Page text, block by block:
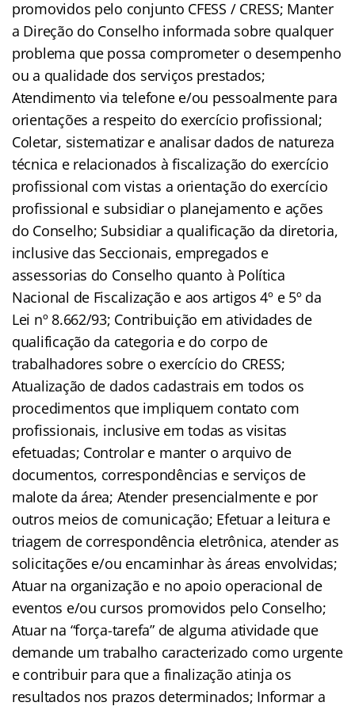
promovidos pelo conjunto CFESS / CRESS; Manter
a Direção do Conselho informada sobre qualquer
problema que possa comprometer o desempenho
ou a qualidade dos serviços prestados;
Atendimento via telefone e/ou pessoalmente para
orientações a respeito do exercício profissional;
Coletar, sistematizar e analisar dados de natureza
técnica e relacionados à fiscalização do exercício
profissional com vistas a orientação do exercício
profissional e subsidiar o planejamento e ações
do Conselho; Subsidiar a qualificação da diretoria,
inclusive das Seccionais, empregados e
assessorias do Conselho quanto à Política
Nacional de Fiscalização e aos artigos 4º e 5º da
Lei nº 8.662/93; Contribuição em atividades de
qualificação da categoria e do corpo de
trabalhadores sobre o exercício do CRESS;
Atualização de dados cadastrais em todos os
procedimentos que impliquem contato com
profissionais, inclusive em todas as visitas
efetuadas; Controlar e manter o arquivo de
documentos, correspondências e serviços de
malote da área; Atender presencialmente e por
outros meios de comunicação; Efetuar a leitura e
triagem de correspondência eletrônica, atender as
solicitações e/ou encaminhar às áreas envolvidas;
Atuar na organização e no apoio operacional de
eventos e/ou cursos promovidos pelo Conselho;
Atuar na “força-tarefa” de alguma atividade que
demande um trabalho caracterizado como urgente
e contribuir para que a finalização atinja os
resultados nos prazos determinados; Informar a